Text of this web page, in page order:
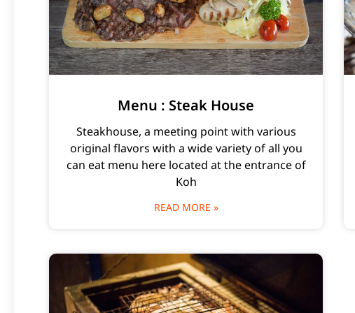
Menu : Steak House
Steakhouse, a meeting point with various
original flavors with a wide variety of all you
can eat menu here located at the entrance of
Koh
READ MORE »